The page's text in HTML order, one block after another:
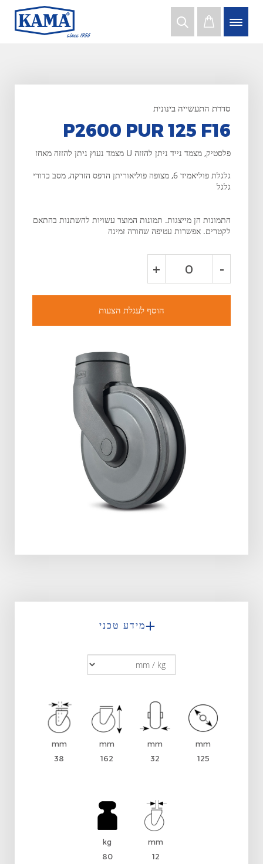
סדרת התעשייה בינונית
P2600 PUR 125 F16
פלסטיק, מצמד נייד ניתן להזזה U מצמד נעוץ ניתן להזזה מאחז
גלגלת פוליאמיד 6, מצופה פוליאוריתן הדפס הזרקה, מסב כדורי
גלגל
התמונות הן מייצגות. תמונות המוצר עשויות להשתנות בהתאם
לקטרים. אפשרות עטיפה שחורה זמינה
-
+
הוסף לעגלת הצעות
מידע טכני
mm
125
mm
32
mm
162
mm
38
mm
12
kg
80